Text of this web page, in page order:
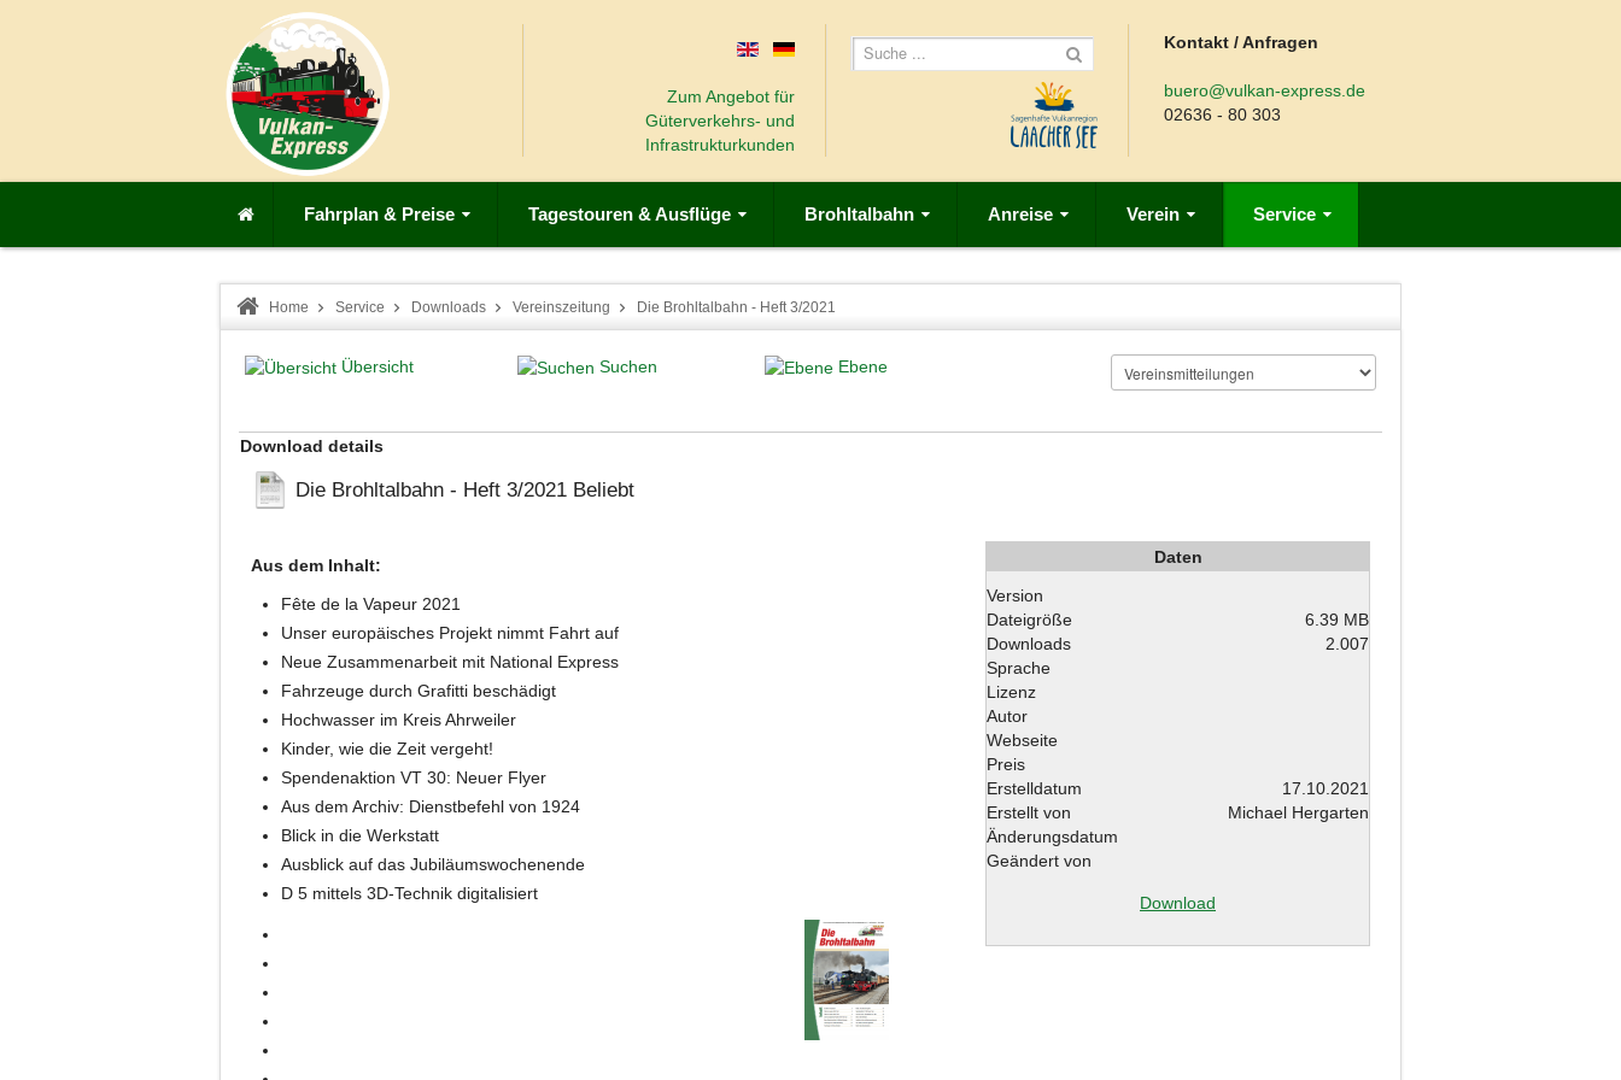
Zum Angebot für
Güterverkehrs- und
Infrastrukturkunden
Kontakt / Anfragen
buero@vulkan-express.de
02636 - 80 303
Fahrplan & Preise Tagestouren & Ausflüge Brohltalbahn Anreise Verein Service
Home Service Downloads Vereinszeitung Die Brohltalbahn - Heft 3/2021
Übersicht Suchen Ebene
Download details
Die Brohltalbahn - Heft 3/2021 Beliebt
Aus dem Inhalt:
Fête de la Vapeur 2021
Unser europäisches Projekt nimmt Fahrt auf
Neue Zusammenarbeit mit National Express
Fahrzeuge durch Grafitti beschädigt
Hochwasser im Kreis Ahrweiler
Kinder, wie die Zeit vergeht!
Spendenaktion VT 30: Neuer Flyer
Aus dem Archiv: Dienstbefehl von 1924
Blick in die Werkstatt
Ausblick auf das Jubiläumswochenende
D 5 mittels 3D-Technik digitalisiert
Daten
Version
Dateigröße
6.39 MB
Downloads
2.007
Sprache
Lizenz
Autor
Webseite
Preis
Erstelldatum
17.10.2021
Erstellt von
Michael Hergarten
Änderungsdatum
Geändert von
Download